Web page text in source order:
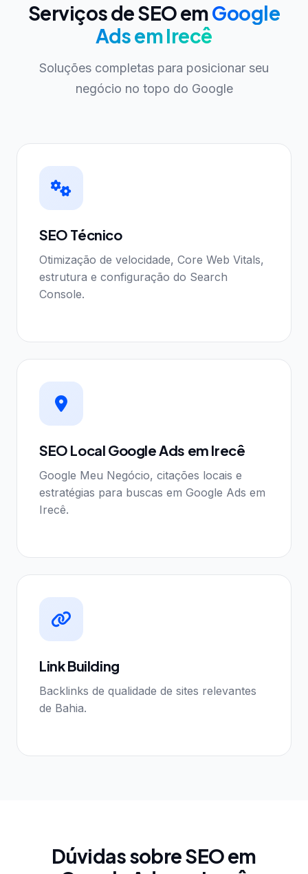
Serviços de SEO emGoogle
Ads em Irecê
Soluções completas para posicionar seu
negócio no topo do Google
SEO Técnico
Otimização de velocidade, Core Web Vitals,
estrutura e configuração do Search
Console.
SEO Local Google Ads em Irecê
Google Meu Negócio, citações locais e
estratégias para buscas em Google Ads em
Irecê.
Link Building
Backlinks de qualidade de sites relevantes
de Bahia.
Dúvidas sobre SEO em